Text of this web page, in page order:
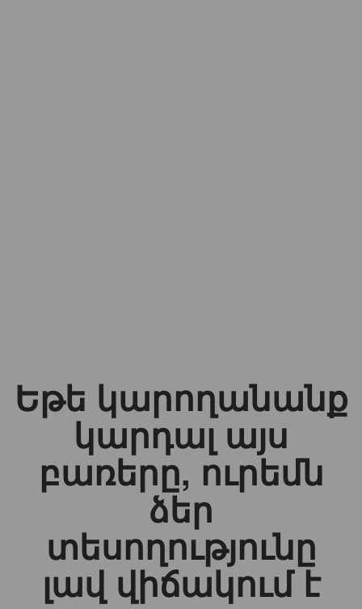
Եթե կարողանանք
կարդալ այս
բառերը, ուրեմն
ձեր
տեսողությունը
լավ վիճակում է